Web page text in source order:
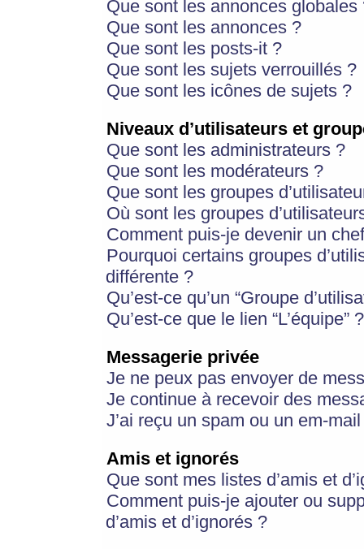
Que sont les annonces globales
Que sont les annonces ?
Que sont les posts-it ?
Que sont les sujets verrouillés ?
Que sont les icônes de sujets ?
Niveaux d’utilisateurs et
Que sont les administrateurs ?
Que sont les modérateurs ?
Que sont les groupes
Où sont les groupes
Comment puis-je devenir un
Pourquoi certains groupes
différente ?
Qu’est-ce qu’un “Groupe
Qu’est-ce que le lien “L’équipe” ?
Messagerie privée
Je ne peux pas envoyer de
Je continue à recevoir des
J’ai reçu un spam ou un em-
Amis et ignorés
Que sont mes listes d’amis et
Comment puis-je ajouter ou
d’amis et d’ignorés ?